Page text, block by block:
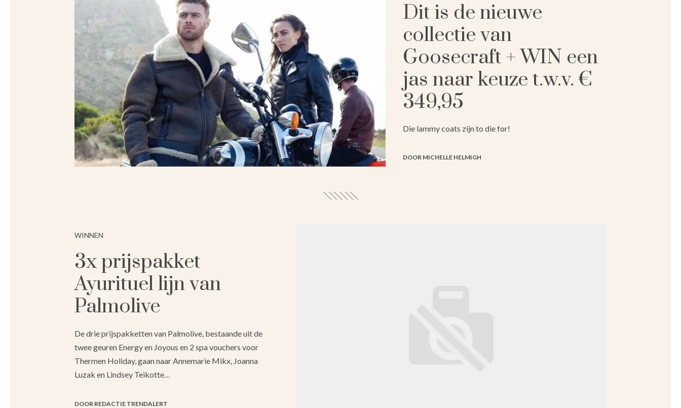
Dit is de nieuwe
collectie van
Goosecraft + WIN een
jas naar keuze t.w.v. €
349,95
Die lammy coats zijn to die for!
DOOR MICHELLE HELMIGH
WINNEN
3x prijspakket
Ayurituel lijn van
Palmolive
De drie prijspakketten van Palmolive, bestaande uit de
twee geuren Energy en Joyous en 2 spa vouchers voor
Thermen Holiday, gaan naar Annemarie Mikx, Joanna
Luzak en Lindsey Teikotte…
DOOR REDACTIE TRENDALERT